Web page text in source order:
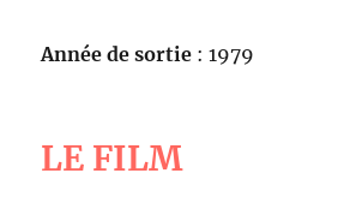
Année de sortie : 1979
LE FILM